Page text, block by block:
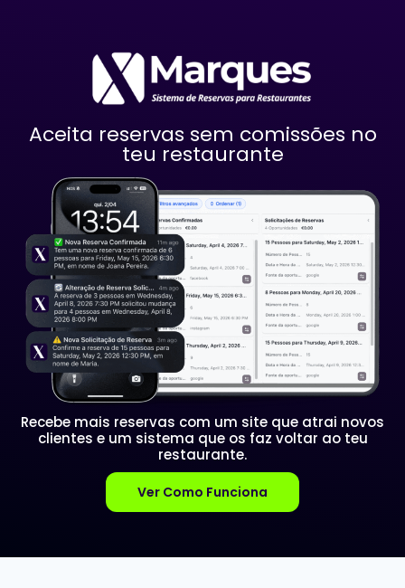
Aceita reservas sem comissões no
teu restaurante
Recebe mais reservas com um site que atrai novos
clientes e um sistema que os faz voltar ao teu
restaurante.
Ver Como Funciona